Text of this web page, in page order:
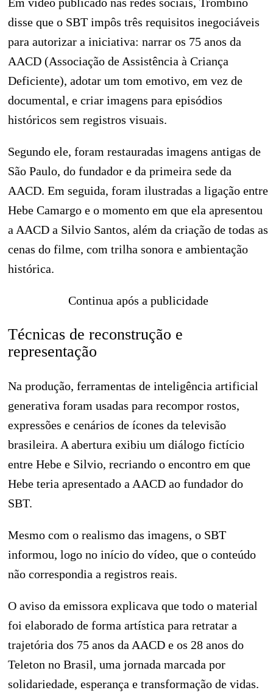
disse que o SBT impôs três requisitos inegociáveis
para autorizar a iniciativa: narrar os 75 anos da
AACD (Associação de Assistência à Criança
Deficiente), adotar um tom emotivo, em vez de
documental, e criar imagens para episódios
históricos sem registros visuais.
Segundo ele, foram restauradas imagens antigas de
São Paulo, do fundador e da primeira sede da
AACD. Em seguida, foram ilustradas a ligação entre
Hebe Camargo e o momento em que ela apresentou
a AACD a Silvio Santos, além da criação de todas as
cenas do filme, com trilha sonora e ambientação
histórica.
Continua após a publicidade
Técnicas de reconstrução e
representação
Na produção, ferramentas de inteligência artificial
generativa foram usadas para recompor rostos,
expressões e cenários de ícones da televisão
brasileira. A abertura exibiu um diálogo fictício
entre Hebe e Silvio, recriando o encontro em que
Hebe teria apresentado a AACD ao fundador do
SBT.
Mesmo com o realismo das imagens, o SBT
informou, logo no início do vídeo, que o conteúdo
não correspondia a registros reais.
O aviso da emissora explicava que todo o material
foi elaborado de forma artística para retratar a
trajetória dos 75 anos da AACD e os 28 anos do
Teleton no Brasil, uma jornada marcada por
solidariedade, esperança e transformação de vidas.